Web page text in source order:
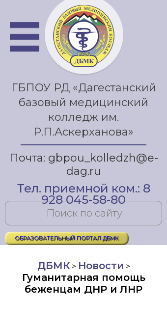
ГБПОУ РД «Дагестанский
базовый медицинский
колледж им.
Р.П.Аскерханова»
Почта: gbpou_kolledzh@e-
dag.ru
Тел. приемной ком.: 8
928 045-58-80
ОБРАЗОВАТЕЛЬНЫЙ ПОРТАЛ ДБМК
ДБМК> Новости >
Гуманитарная помощь
беженцам ДНР и ЛНР